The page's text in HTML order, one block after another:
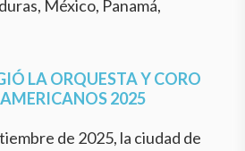
México, Panamá,
LA ORQUESTA Y CORO
2025
de 2025, la ciudad de